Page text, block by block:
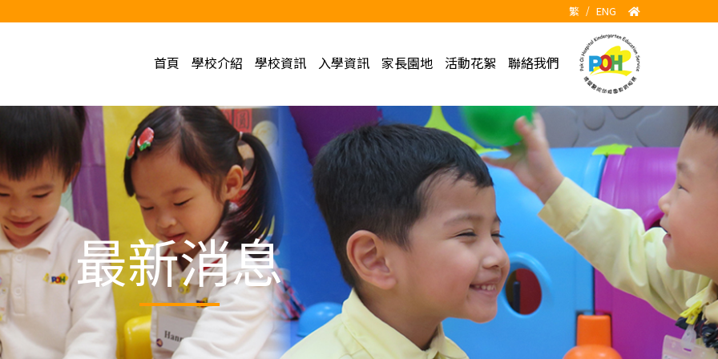
繁 / ENG
首頁 學校介紹 學校資訊 入學資訊 家長園地 活動花絮 聯絡我們
最新消息